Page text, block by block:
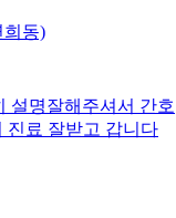
희동)
설명잘해주셔서 간호
진료 잘받고 갑니다